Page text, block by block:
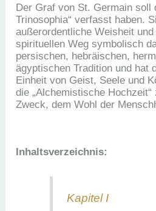
Der Graf von St. Germain soll
Trinosophia“ verfasst haben.
außerordentliche Weisheit
spirituellen Weg symbolisch
persischen, hebräischen,
ägyptischen Tradition und hat
Einheit von Geist, Seele und
die „Alchemistische
Zweck, dem Wohl der
Inhaltsverzeichnis:
Kapitel I